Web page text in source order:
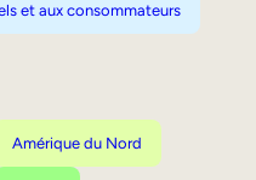
et aux consommateurs
Amérique du Nord